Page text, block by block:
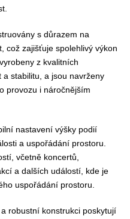
s důrazem na
což zajišťuje spolehlivý výkon
z kvalitních
stabilitu, a jsou navrženy
provozu i náročnějším
nastavení výšky podií
a uspořádání prostoru.
včetně koncertů,
a dalších událostí, kde je
uspořádání prostoru.
robustní konstrukci poskytují